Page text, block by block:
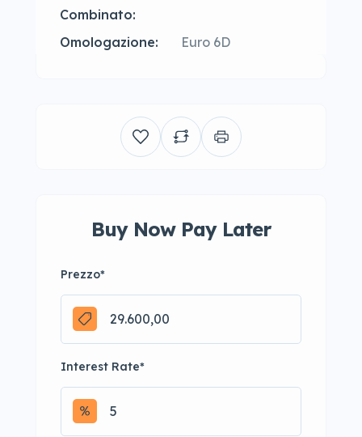
Combinato:
Omologazione: Euro 6D
Buy Now Pay Later
Prezzo*
Interest Rate*